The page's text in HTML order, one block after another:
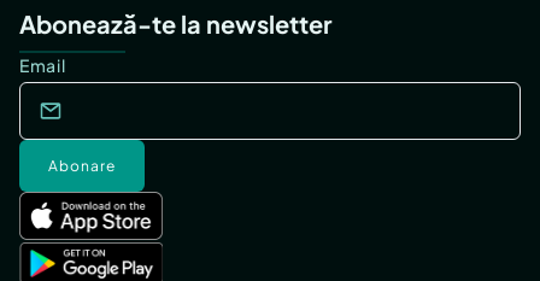
Abonează-te la newsletter
Email
Abonare